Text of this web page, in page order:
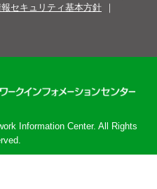
セキュリティ基本方針
Information Center. All Rights